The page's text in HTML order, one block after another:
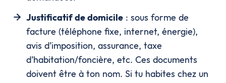
Justificatif de domicile : sous forme de
facture (téléphone fixe, internet, énergie),
avis d’imposition, assurance, taxe
d’habitation/foncière, etc. Ces documents
doivent être à ton nom. Si tu habites chez un